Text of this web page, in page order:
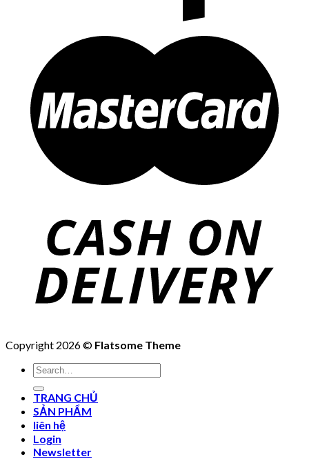
Copyright 2026 © Flatsome Theme
Search
for:
TRANG CHỦ
SẢN PHẨM
liên hệ
Login
Newsletter